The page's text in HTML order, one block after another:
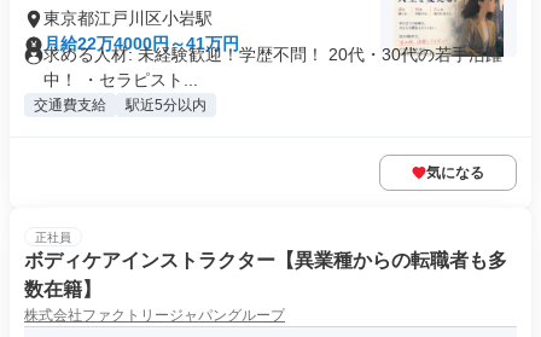
東京都江戸川区小岩駅
月給22万4000円～41万円
求める人材: 未経験歓迎！学歴不問！ 20代・30代の若手活躍
中！ ・セラピスト...
交通費支給 駅近5分以内
気になる
正社員
ボディケアインストラクター【異業種からの転職者も多
数在籍】
株式会社ファクトリージャパングループ